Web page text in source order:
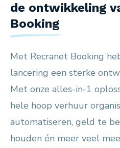
de ontwikkeling
Booking
Met Recranet Booking
lancering een sterke
Met onze alles-in-1
hele hoop verhuur
automatiseren, geld te
houden én meer veel